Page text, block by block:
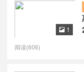
 1
阅读(606)